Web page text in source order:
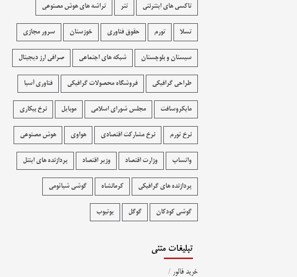
تاکسی های اینترنتی تتر تراشه های هوش مصنوعی
تسلا تورم حقوق فناوری خوزستان سرور مجازی
سیستان و بلوچستان شبکه های اجتماعی صرافی ارز دیجیتال
طراحی گرافیکی فروشگاه محصولات گرافيکی فناوری آسیا
مایکروسافت مجلس شورای اسلامی موبایل نرخ بیکاری
نرخ تورم نرخ مشارکت اقتصادی هواوی هوش مصنوعی
واتساپ وزارت اقتصاد وزیر اقتصاد پردازنده های اینتل
پردازنده های گرافیکی کرمانشاه گوشی شیائومی
گوشی کودکان گوگل یوتیوب
تبلیغات متنی
خرید فالور /